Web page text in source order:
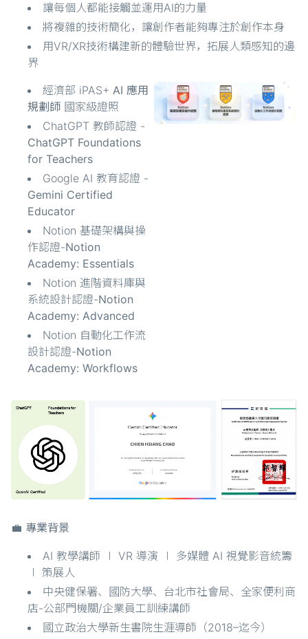
讓每個人都能接觸並運用AI的力量
將複雜的技術簡化，讓創作者能夠專注於創作本身
用VR/XR技術構建新的體驗世界，拓展人類感知的邊
界
經濟部 iPAS+ AI 應用
規劃師 國家級證照
ChatGPT 教師認證 -
ChatGPT Foundations
for Teachers
Google AI 教育認證 -
Gemini Certified
Educator
Notion 基礎架構與操
作認證-Notion
Academy: Essentials
Notion 進階資料庫與
系統設計認證-Notion
Academy: Advanced
Notion 自動化工作流
設計認證-Notion
Academy: Workflows
💼 專業背景
AI 教學講師 ∣ VR 導演 ∣ 多媒體 AI 視覺影音統籌
∣ 策展人
中央健保署、國防大學、台北市社會局、全家便利商
店-公部門機關/企業員工訓練講師
國立政治大學新生書院生涯導師（2018–迄今）